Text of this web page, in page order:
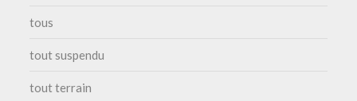
tous
tout suspendu
tout terrain